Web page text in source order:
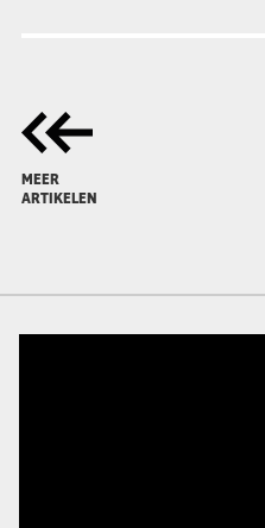
MEER
ARTIKELEN